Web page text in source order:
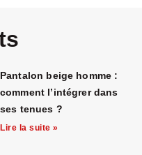
Pantalon beige homme :
comment l’intégrer dans
ses tenues ?
Lire la suite »